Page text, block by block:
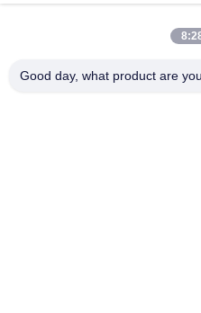
Schnelle
Anschrift
Good day, what product are